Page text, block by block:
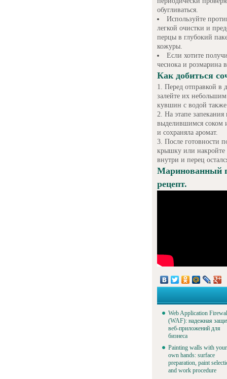
обугливаться.
Используйте
легкой очистки и
перцы в глубокий
кожуры.
Если хотите
чеснока и розмарина
Как добиться
Перед отправкой в
залейте их
кувшин с водой также
На этапе
выделившимся соком
и сохраняла аромат.
После готовности
крышку или накройте
внутри и перец
Маринованный
рецепт.
Web Application
(WAF): надежная
веб-приложений для
бизнеса
Painting walls with your
own hands: surface
preparation, paint
and work procedure